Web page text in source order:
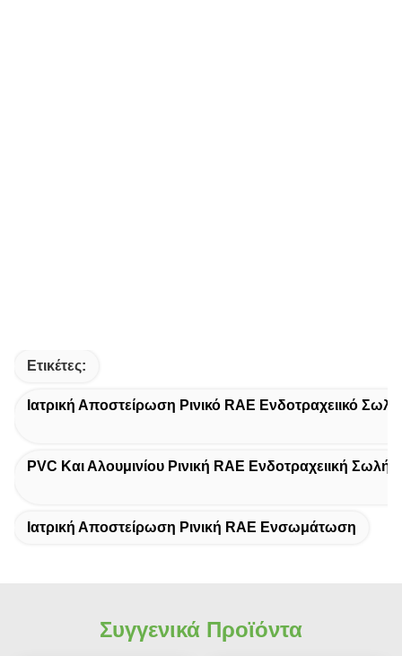
Ετικέτες:
Ιατρική Αποστείρωση Ρινικό RAE Ενδοτραχειικό
PVC Και Αλουμινίου Ρινική RAE Ενδοτραχειική
Ιατρική Αποστείρωση Ρινική RAE Ενσωμάτωση
Συγγενικά Προϊόντα